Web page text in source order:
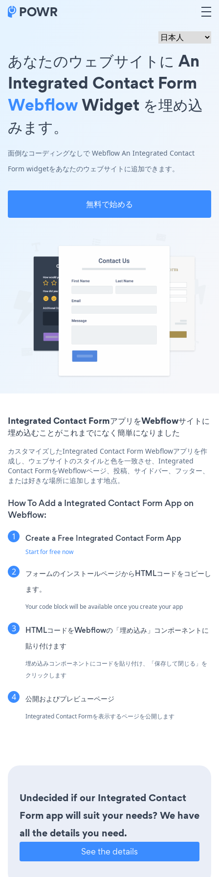
あなたのウェブサイトに An
Integrated Contact Form
WebflowWidget を埋め込
みます。
面倒なコーディングなしで Webflow An Integrated Contact
Form widgetをあなたのウェブサイトに追加できます。
無料で始める
Integrated Contact FormアプリをWebflowサイトに
埋め込むことがこれまでになく簡単になりました
カスタマイズしたIntegrated Contact Form Webflowアプリを作
成し、ウェブサイトのスタイルと色を一致させ、Integrated
Contact FormをWebflowページ、投稿、サイドバー、フッター、
または好きな場所に追加します地点。
How To Add a Integrated Contact Form App on
Webflow:
Create a Free Integrated Contact Form App
Start for free now
フォームのインストールページからHTMLコードをコピーし
ます。
Your code block will be available once you create your app
HTMLコードをWebflowの「埋め込み」コンポーネントに
貼り付けます
埋め込みコンポーネントにコードを貼り付け、「保存して閉じる」を
クリックします
公開およびプレビューページ
Integrated Contact Formを表示するページを公開します
Undecided if our Integrated Contact
Form app will suit your needs? We have
all the details you need.
See the details